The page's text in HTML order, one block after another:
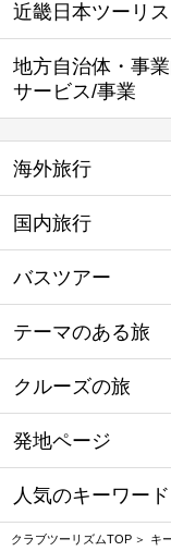
近畿日本ツーリ
地方自治体・事
サービス/事業
海外旅行
国内旅行
バスツアー
テーマのある旅
クルーズの旅
発地ページ
人気のキーワード
クラブツーリズムTOP キ